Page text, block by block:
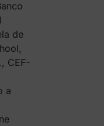
de
CEF-
a